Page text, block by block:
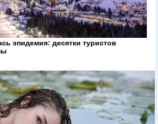
эпидемия: десятки туристов